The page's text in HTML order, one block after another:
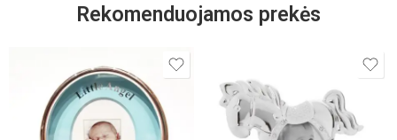
Rekomenduojamos prekės